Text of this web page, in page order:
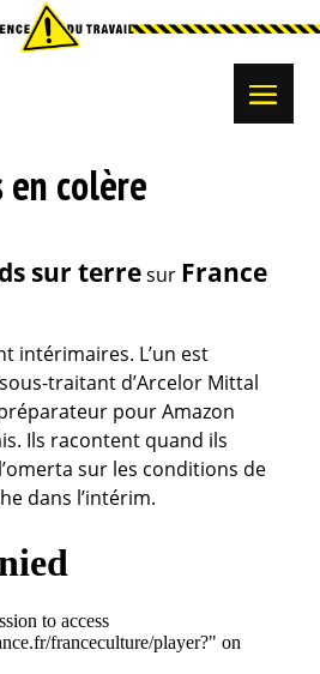
colère
sur terresur France
intérimaires. L’un est
traitant d’Arcelor Mittal
pour Amazon
Ils racontent quand ils
sur les conditions de
dans l’intérim.